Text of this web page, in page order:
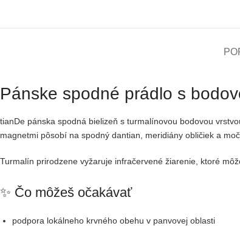
Pánske spodné prádlo s
tianDe pánska spodná bielizeň s turmalínovou bodovou
magnetmi pôsobí na spodný dantian, meridiány obličiek a
Turmalín prirodzene vyžaruje infračervené žiarenie, ktoré
✨ Čo môžeš očakávať
podpora lokálneho krvného obehu v panvovej oblasti